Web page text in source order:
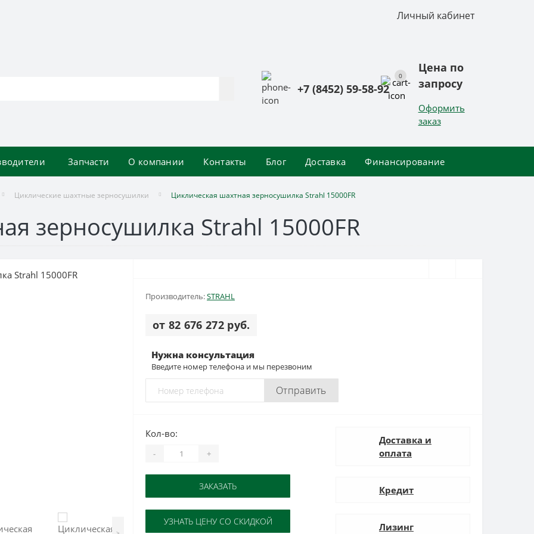
Личный кабинет
+7 (8452) 59-58-92
0
Цена по
запросу
Оформить
заказ
Запчасти О компании Контакты Блог Доставка Финансирование
Циклические шахтные зерносушилки Циклическая шахтная зерносушилка Strahl 15000FR
зерносушилка Strahl 15000FR
Производитель:STRAHL
от 82 676 272 руб.
Нужна консультация
Введите номер телефона и мы перезвоним
Отправить
Кол-во:
- +
ЗАКАЗАТЬ
УЗНАТЬ ЦЕНУ СО СКИДКОЙ
Доставка и
оплата
Кредит
Лизинг